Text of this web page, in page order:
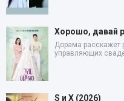
Хорошо, давай
Дорама расскажет
управляющих
S и X (2026)